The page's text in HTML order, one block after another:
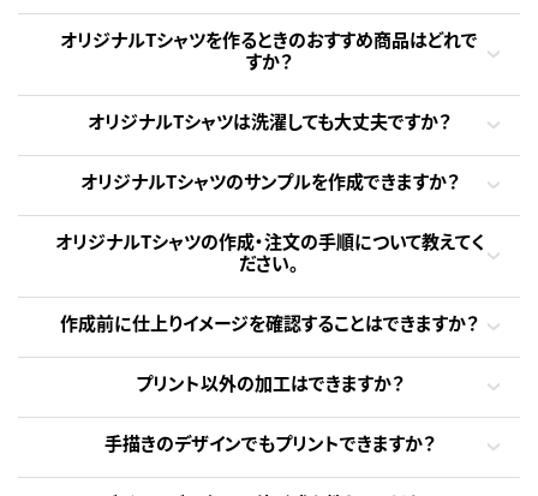
オリジナルTシャツを作るときのおすすめ商品はどれで
すか？
オリジナルTシャツは洗濯しても大丈夫ですか？
オリジナルTシャツのサンプルを作成できますか？
オリジナルTシャツの作成・注文の手順について教えてく
ださい。
作成前に仕上りイメージを確認することはできますか？
プリント以外の加工はできますか？
手描きのデザインでもプリントできますか？